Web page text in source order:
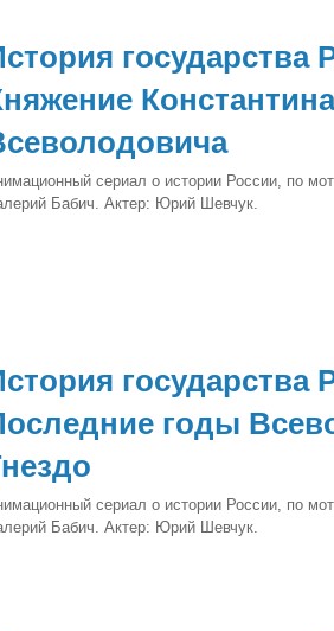
государства
Константина
сериал о истории России, по
Бабич. Актер: Юрий Шевчук.
государства
годы
сериал о истории России, по
Бабич. Актер: Юрий Шевчук.